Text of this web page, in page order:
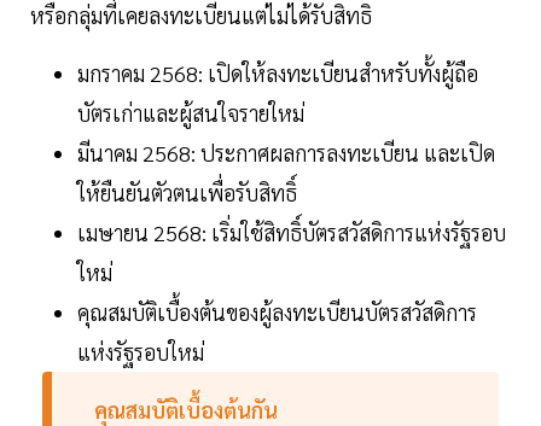
หรือกลุ่มที่เคยลงทะเบียนแต่ไม่ได้รับสิทธิ
มกราคม 2568: เปิดให้ลงทะเบียนสำหรับทั้งผู้ถือ
บัตรเก่าและผู้สนใจรายใหม่
มีนาคม 2568: ประกาศผลการลงทะเบียน และเปิด
ให้ยืนยันตัวตนเพื่อรับสิทธิ์
เมษายน 2568: เริ่มใช้สิทธิ์บัตรสวัสดิการแห่งรัฐรอบ
ใหม่
คุณสมบัติเบื้องต้นของผู้ลงทะเบียนบัตรสวัสดิการ
แห่งรัฐรอบใหม่
คุณสมบัติเบื้องต้นกัน